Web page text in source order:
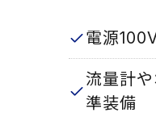
電源
流量計
準装備